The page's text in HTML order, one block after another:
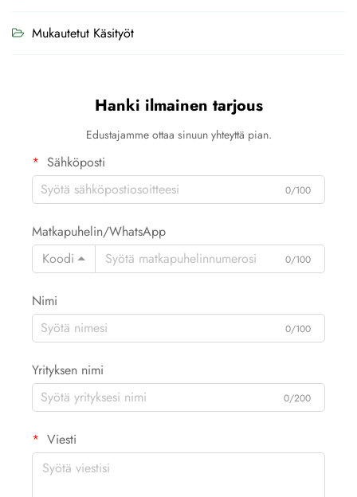
Mukautetut Käsityöt
Hanki ilmainen tarjous
Edustajamme ottaa sinuun yhteyttä pian.
Sähköposti
0/100
Matkapuhelin/WhatsApp
Koodi
0/100
Nimi
0/100
Yrityksen nimi
0/200
Viesti